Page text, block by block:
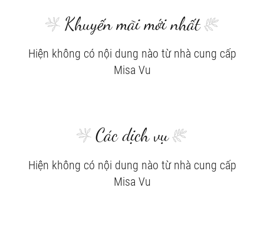
Khuyến mãi mới nhất
Hiện không có nội dung nào từ nhà cung cấp
Misa Vu
Các dịch vụ
Hiện không có nội dung nào từ nhà cung cấp
Misa Vu